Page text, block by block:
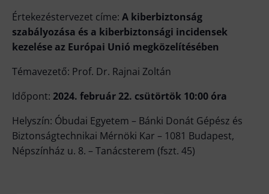
Értekezéstervezet címe: A kiberbiztonság
szabályozása és a kiberbiztonsági incidensek
kezelése az Európai Unió megközelítésében
Témavezető: Prof. Dr. Rajnai Zoltán
Időpont: 2024. február 22. csütörtök 10:00 óra
Helyszín: Óbudai Egyetem – Bánki Donát Gépész és
Biztonságtechnikai Mérnöki Kar – 1081 Budapest,
Népszínház u. 8. – Tanácsterem (fszt. 45)